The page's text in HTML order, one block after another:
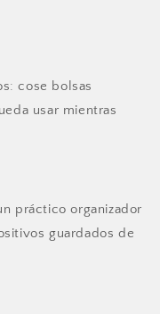
cose bolsas
usar mientras
práctico organizador
guardados de